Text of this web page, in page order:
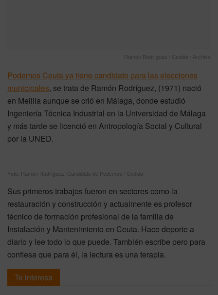
Ramón Rodríguez / Cedida / Archivo
Podemos Ceuta ya tiene candidato para las elecciones
municipales, se trata de Ramón Rodríguez, (1971) nació
en Melilla aunque se crió en Málaga, donde estudió
Ingeniería Técnica Industrial en la Universidad de Málaga
y más tarde se licenció en Antropología Social y Cultural
por la UNED.
Foto: Ramón Rodríguez, Candidato de Podemos / Cedida
Sus primeros trabajos fueron en sectores como la
restauración y construcción y actualmente es profesor
técnico de formación profesional de la familia de
Instalación y Mantenimiento en Ceuta. Hace deporte a
diario y lee todo lo que puede. También escribe pero para
confiesa que para él, la lectura es una terapia.
Te interesa